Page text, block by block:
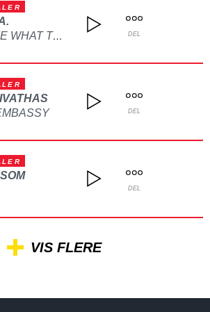
TELL ME WHAT TO DO DEL
DEL
DEL
VIS FLERE